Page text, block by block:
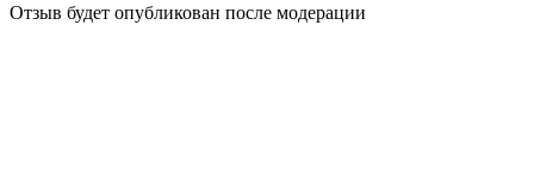
Отзыв будет опубликован после модерации